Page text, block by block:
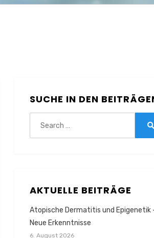
SUCHE IN DEN
AKTUELLE BEITRÄGE
Atopische Dermatitis und Epigenetik
Neue Erkenntnisse
6. August 2026